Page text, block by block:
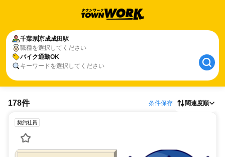
千葉県京成成田駅
職種を選択してください
バイク通勤OK
キーワードを選択してください
178件 条件保存 関連度順
契約社員